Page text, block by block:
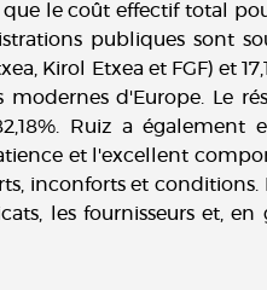
que le coût effectif total
publiques sont
Kirol Etxea et FGF) et
d'Europe. Le
Ruiz a
et l'excellent
inconforts et conditions.
les fournisseurs et,